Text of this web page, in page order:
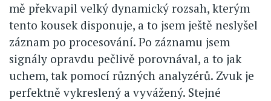
mě překvapil velký dynamický rozsah, kterým
tento kousek disponuje, a to jsem ještě neslyšel
záznam po procesování. Po záznamu jsem
signály opravdu pečlivě porovnával, a to jak
uchem, tak pomocí různých analyzérů. Zvuk je
perfektně vykreslený a vyvážený. Stejné